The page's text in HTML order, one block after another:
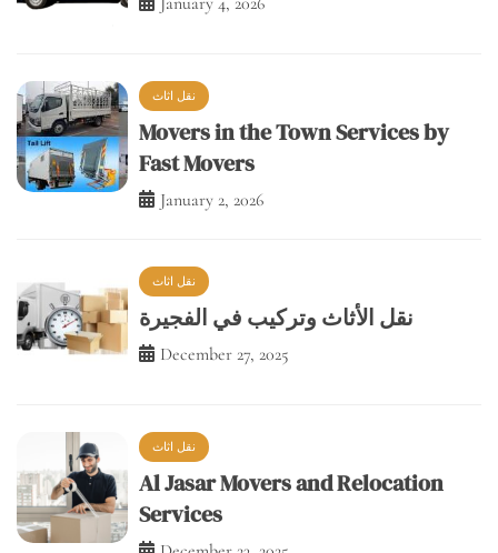
نقل اثاث
Fast Movers
January 2, 2026
نقل اثاث
December 27, 2025
نقل اثاث
Services
December 23, 2025